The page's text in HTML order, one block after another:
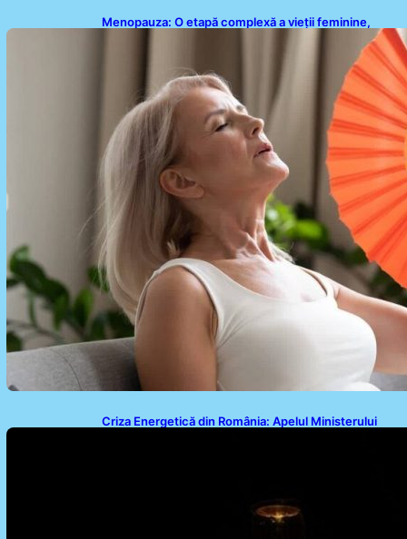
Menopauza: O etapă complexă a vieții feminine,
Criza Energetică din România: Apelul Ministerului